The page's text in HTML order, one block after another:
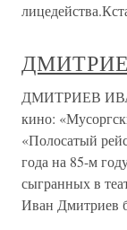
ДМИТРИЕВ
кино:
«Полосатый
года на 85-м
сыгранных в
Иван Дмитриев